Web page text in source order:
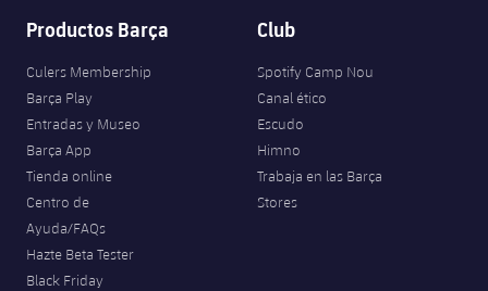
Productos Barça
Culers Membership
Barça Play
Entradas y Museo
Barça App
Tienda online
Centro de
Ayuda/FAQs
Hazte Beta Tester
Black Friday
Club
Spotify Camp Nou
Canal ético
Escudo
Himno
Trabaja en las Barça
Stores